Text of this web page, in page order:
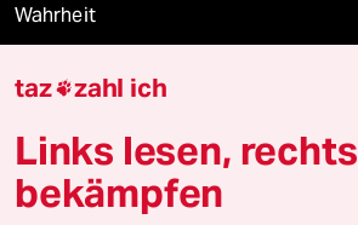
Wahrheit
Hitze
taz zahl ich
Links lesen, rechts
bekämpfen